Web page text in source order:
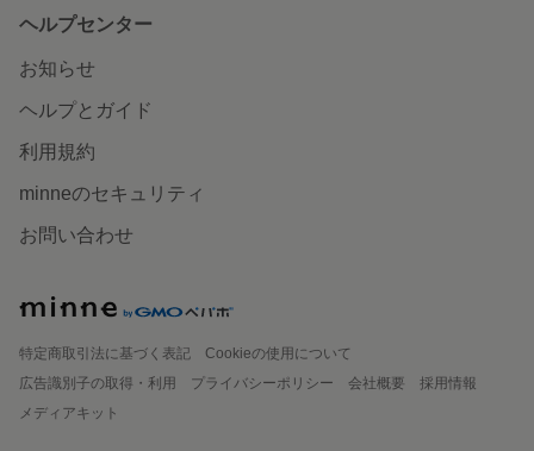
ヘルプセンター
お知らせ
ヘルプとガイド
利用規約
minneのセキュリティ
お問い合わせ
特定商取引法に基づく表記
Cookieの使用について
広告識別子の取得・利用
プライバシーポリシー 会社概要
採用情報
メディアキット